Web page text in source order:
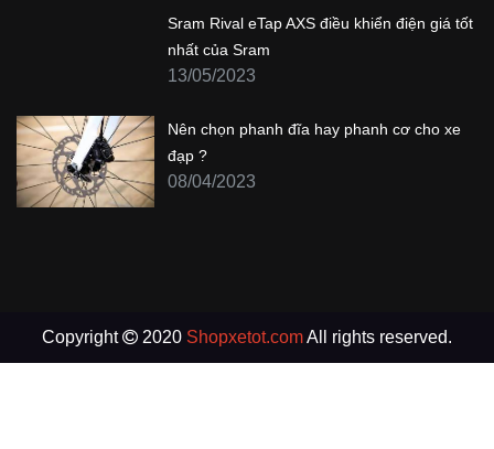
Sram Rival eTap AXS điều khiển điện giá tốt
nhất của Sram
13/05/2023
Nên chọn phanh đĩa hay phanh cơ cho xe
đạp ?
08/04/2023
Copyright 2020 Shopxetot.comAll rights reserved.